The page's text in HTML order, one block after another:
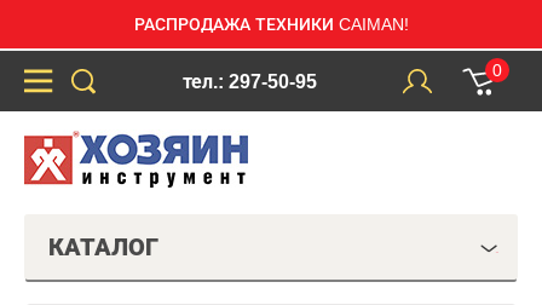
РАСПРОДАЖА ТЕХНИКИ CAIMAN!
тел.: 297-50-95
0
КАТАЛОГ